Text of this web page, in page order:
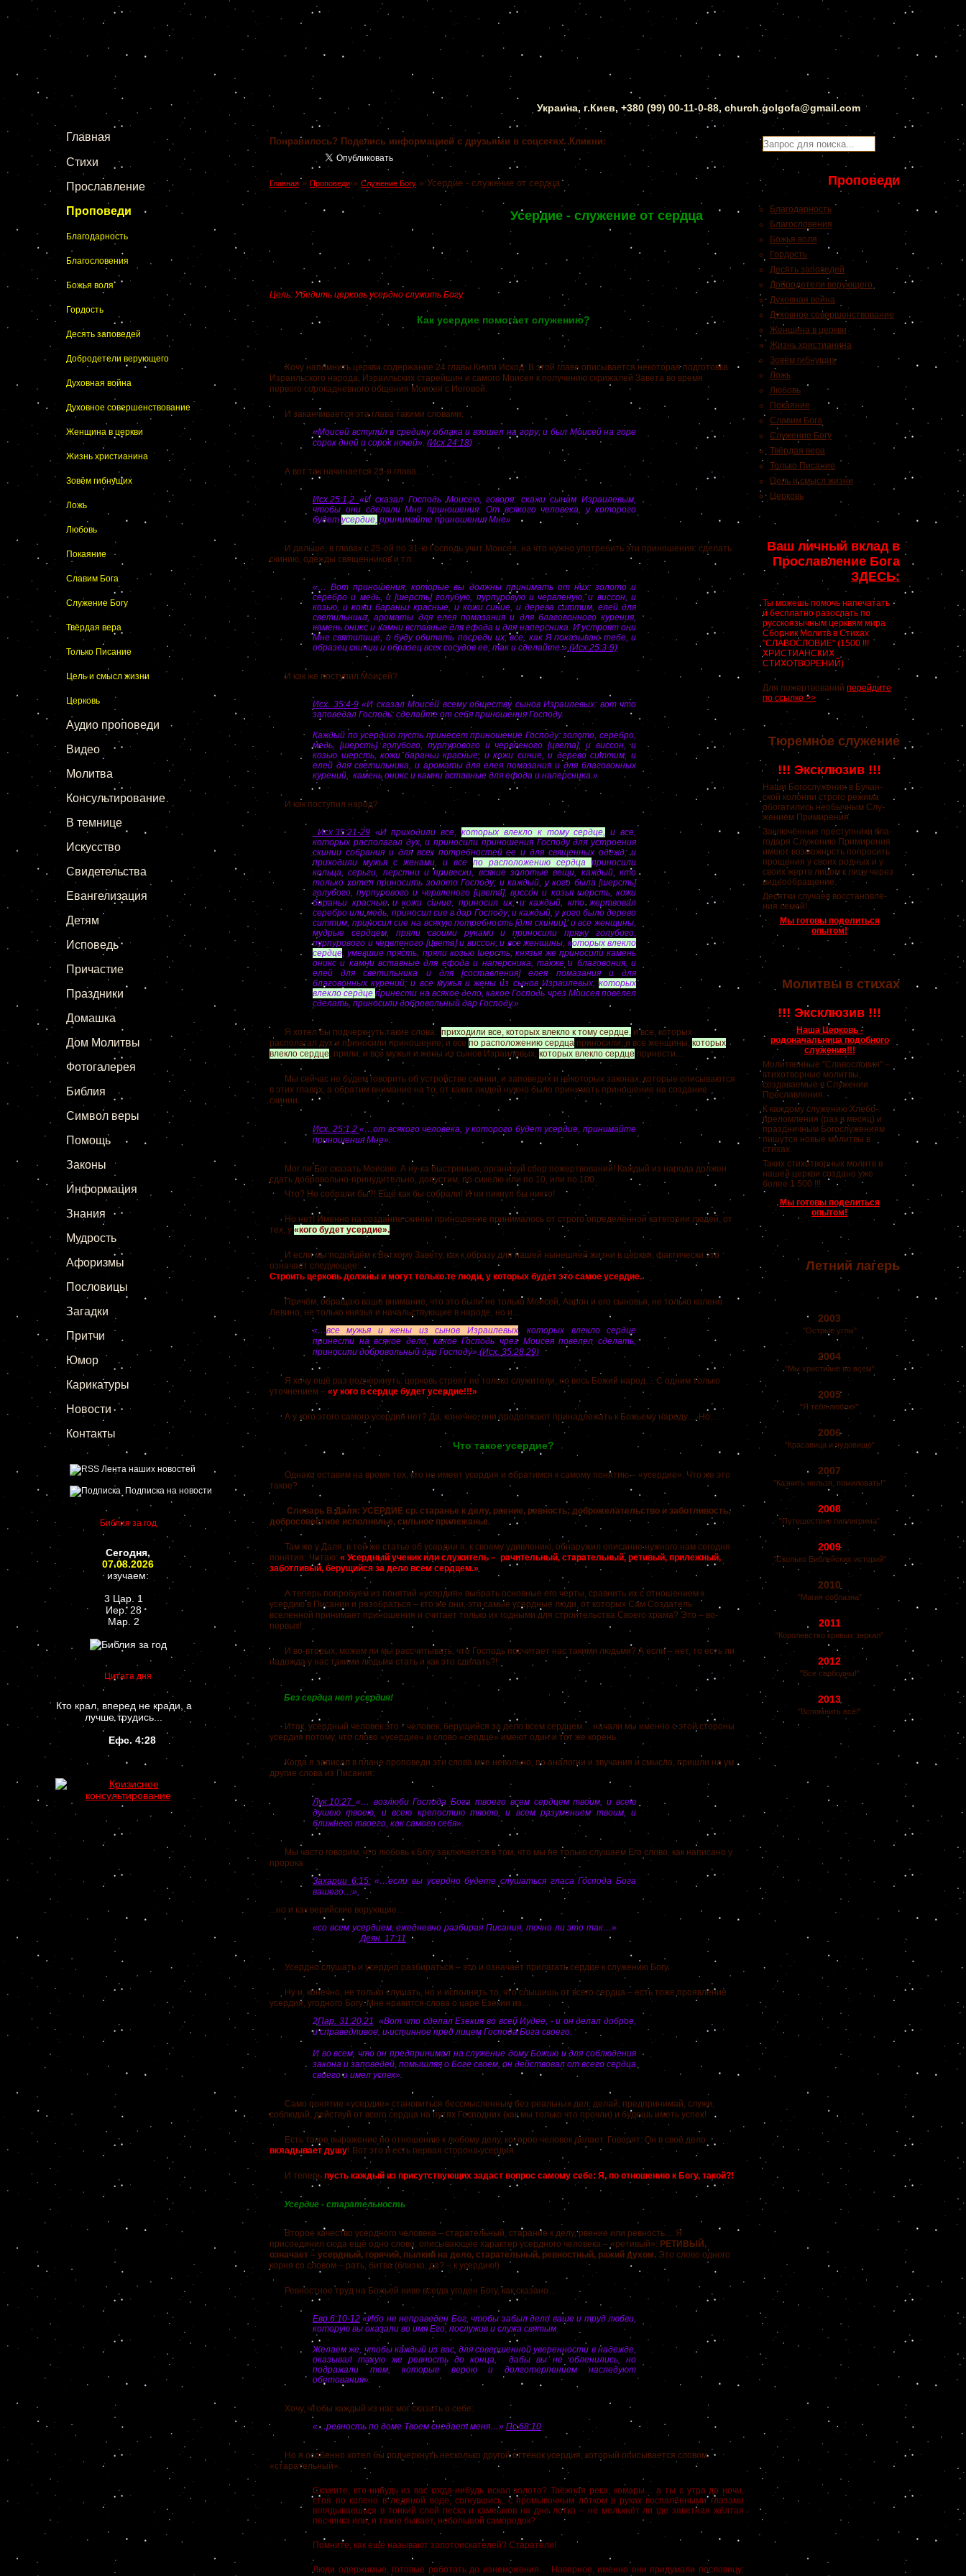
Украина, г.Киев, +380 (99) 00-11-0-88, church.golgofa@gmail.com
Главная
Стихи
Прославление
Проповеди
Благодарность
Благословения
Божья воля
Гордость
Десять заповедей
Добродетели верующего
Духовная война
Духовное совершенствование
Женщина в церкви
Жизнь христианина
Зовём гибнущих
Ложь
Любовь
Покаяние
Славим Бога
Служение Богу
Твёрдая вера
Только Писание
Цель и смысл жизни
Церковь
Аудио проповеди
Видео
Молитва
Консультирование
В темнице
Искусство
Свидетельства
Евангелизация
Детям
Исповедь
Причастие
Праздники
Домашка
Дом Молитвы
Фотогалерея
Библия
Символ веры
Помощь
Законы
Информация
Знания
Мудрость
Афоризмы
Пословицы
Загадки
Притчи
Юмор
Карикатуры
Новости
Контакты
Лента наших новостей
Подписка на новости
Библия за год
Сегодня,
07.08.2026
изучаем:
3 Цар. 1
Иер. 28
Мар. 2
Цитата дня
Кто крал, вперед не кради, а
лучше трудись...
Ефс. 4:28
Понравилось? Поделись информацией с друзьями в соцсетях. Кликни:
Главная » Проповеди» Служение Богу »Усердие - служение от сердца
Усердие - служение от сердца
Цель: Убедить церковь усердно служить Богу.
Как усердие помогает служению?
Хочу напомнить церкви содержание 24 главы Книги Исход: В этой главе описывается некоторая подготовка
Израильского народа, Израильских старейшин и самого Моисея к получению скрижалей Завета во время
первого сорокадневного общения Моисея с Иеговой.
И заканчивается эта глава такими словами:
«Моисей вступил в средину облака и взошел на гору; и был Моисей на горе
сорок дней и сорок ночей». (Исх.24:18)
А вот так начинается 25-я глава…
Исх.25:1,2 «И сказал Господь Моисею, говоря: скажи сынам Израилевым,
чтобы они сделали Мне приношения. От всякого человека, у которого
будет усердие, принимайте приношения Мне»
И дальше, в главах с 25-ой по 31-ю Господь учит Моисея, на что нужно употребить эти приношения: сделать
скинию, одежды священников и т.п.
«… Вот приношения, которые вы должны принимать от них: золото и
серебро и медь, и [шерсть] голубую, пурпуровую и червленую, и виссон, и
козью, и кожи бараньи красные, и кожи синие, и дерева ситтим, елей для
светильника, ароматы для елея помазания и для благовонного курения,
камень оникс и камни вставные для ефода и для наперсника. И устроят они
Мне святилище, и буду обитать посреди их; все, как Я показываю тебе, и
образец скинии и образец всех сосудов ее; так и сделайте.»(Исх.25:3-9)
И как же поступил Моисей?
Исх. 35:4-9«И сказал Моисей всему обществу сынов Израилевых: вот что
заповедал Господь: сделайте от себя приношения Господу.
Каждый по усердию пусть принесет приношение Господу: золото, серебро,
медь, [шерсть] голубого, пурпурового и червленого [цвета], и виссон, и
козью шерсть, кожи бараньи красные, и кожи синие, и дерево ситтим, и
елей для светильника, и ароматы для елея помазания и для благовонных
курений, камень оникс и камни вставные для ефода и наперсника.»
И как поступил народ?
Исх.35:21-29«И приходили все,которых влекло к тому сердце, и все,
которых располагал дух, и приносили приношения Господу для устроения
скинии собрания и для всех потребностей ее и для священных одежд; и
приходили мужья с женами, и все по расположению сердца приносили
кольца, серьги, перстни и привески, всякие золотые вещи, каждый, кто
только хотел приносить золото Господу; и каждый, у кого была [шерсть]
голубого, пурпурового и червленого [цвета], виссон и козья шерсть, кожи
бараньи красные и кожи синие, приносил их; и каждый, кто жертвовал
серебро или медь, приносил сие в дар Господу; и каждый, у кого было дерево
ситтим, приносил сие на всякую потребность [для скинии]; и все женщины,
мудрые сердцем, пряли своими руками и приносили пряжу голубого,
пурпурового и червленого [цвета] и виссон; и все женщины, которых влекло
сердце, умевшие прясть, пряли козью шерсть; князья же приносили камень
оникс и камни вставные для ефода и наперсника, также и благовония, и
елей для светильника и для [составления] елея помазания и для
благовонных курений; и все мужья и жены из сынов Израилевых, которых
влекло сердцепринести на всякое дело, какое Господь чрез Моисея повелел
сделать, приносили добровольный дар Господу.»
Я хотел бы подчеркнуть такие слова: приходили все, которых влекло к тому сердце, и все, которых
располагал дух и приносили приношение; и все по расположению сердца приносили; и все женщины, которых
влекло сердце, пряли; и все мужья и жены из сынов Израилевых, которых влекло сердце принести…
Мы сейчас не будем говорить об устройстве скинии, и заповедях и некоторых законах, которые описываются
в этих главах, а обратим внимание на то, от каких людей нужно было принимать приношение на создание
скинии.
Исх. 25:1,2«…от всякого человека, у которого будет усердие, принимайте
приношения Мне».
Мог ли Бог сказать Моисею: А ну-ка быстренько, организуй сбор пожертвований! Каждый из народа должен
сдать добровольно-принудительно, допустим, по сикелю или по 10, или по 100…
Что? Не собрали бы?! Ещё как бы собрали! И ни пикнул бы никто!
Но нет! Именно на создание скинии приношение принималось от строго определённой категории людей, от
тех, у «кого будет усердие».
И если мы подойдём к Ветхому Завету, как к образу для нашей нынешней жизни в церкви, фактически это
означает следующее:
Строить церковь должны и могут только те люди, у которых будет это самое усердие.
Причём, обращаю ваше внимание, что это были не только Моисей, Аарон и его сыновья, не только колено
Левино, не только князья и начальствующие в народе, но и...
«…все мужья и жены из сынов Израилевых, которых влекло сердце
принести на всякое дело, какое Господь чрез Моисея повелел сделать,
приносили добровольный дар Господу».(Исх. 35:28,29)
Я хочу ещё раз подчеркнуть: церковь строят не только служители, но весь Божий народ… С одним только
уточнением – «у кого в сердце будет усердие!!!»
А у кого этого самого усердия нет? Да, конечно, они продолжают принадлежать к Божьему народу… Но…
Что такое усердие?
Однако оставим на время тех, кто не имеет усердия и обратимся к самому понятию – «усердие». Что же это
такое?
Словарь В.Даля: УСЕРДИЕ ср. старанье к делу, рвение, ревность; доброжелательство и заботливость,
добросовестное исполненье, сильное прилежанье.
Там же у Даля, в той же статье об усердии я, к своему удивлению, обнаружил описание нужного нам сегодня
понятия: Читаю: « Усердный ученик или служитель – рачительный, старательный, ретивый, прилежный,
заботливый, берущийся за дело всем сердцем.»
А теперь попробуем из понятий «усердия» выбрать основные его черты, сравнить их с отношением к
усердию в Писании и разобраться – кто же они, эти самые усердные люди, от которых Сам Создатель
вселенной принимает приношения и считает только их годными для строительства Своего храма? Это – во-
первых!
И во-вторых, можем ли мы рассчитывать, что Господь посчитает нас такими людьми? А если – нет, то есть ли
надежда у нас такими людьми стать и как это сделать?!
Без сердца нет усердия!
Итак, усердный человек это - человек, берущийся за дело всем сердцем… начали мы именно с этой стороны
усердия потому, что слово «усердие» и слово «сердце» имеют один и тот же корень.
Когда я записал в плане проповеди эти слова мне невольно, по аналогии и звучания и смысла, пришли на ум
другие слова из Писания:
Лук.10:27 «… возлюби Господа Бога твоего всем сердцем твоим, и всею
душею твоею, и всею крепостию твоею, и всем разумением твоим, и
ближнего твоего, как самого себя».
Мы часто говорим, что любовь к Богу заключается в том, что мы не только слушаем Его слово, как написано у
пророка
Захарии 6:15:«…если вы усердно будете слушаться гласа Господа Бога
вашего…»,
...но и как верийские верующие...
«со всем усердием, ежедневно разбирая Писания, точно ли это так…»
записано в
Деян. 17:11
Усердно слушать и усердно разбираться – это и означает прилагать сердце к служению Богу.
Ну и, конечно, не только слушать, но и исполнять то, что слышишь от всего сердца – есть тоже проявление
усердия, угодного Богу.Мне нравится слова о царе Езекии из...
2Пар. 31:20,21 «Вот что сделал Езекия во всей Иудее, - и он делал доброе,
и справедливое, и истинное пред лицем Господа Бога своего.
И во всем, что он предпринимал на служение дому Божию и для соблюдения
закона и заповедей, помышляя о Боге своем, он действовал от всего сердца
своего и имел успех».
Само понятие «усердие» становиться бессмысленным без реальных дел: делай, предпринимай, служи,
соблюдай, действуй от всего сердца на путях Господних (как мы только что прочли) и будешь иметь успех!
Есть такое выражение по отношению к любому делу, которое человек делает. Говорят: Он в своё дело
вкладывает душу! Вот это и есть первая сторона усердия.
И теперь пусть каждый из присутствующих задаст вопрос самому себе: Я, по отношению к Богу, такой?!
Усердие - старательность
Второе качество усердного человека – старательный, старание к делу, рвение или ревность… Я
присоединил сюда ещё одно слово, описывающее характер усердного человека – «ретивый»: РЕТИВЫЙ,
означает – усердный, горячий, пылкий на дело, старательный, ревностный, ражий духом. Это слово одного
корня со словом – рать, битва (близко, да? – к усердию!)
Ревностное труд на Божьей ниве всегда угоден Богу, как сказано…
Евр.6:10-12 «Ибо не неправеден Бог, чтобы забыл дело ваше и труд любви,
которую вы оказали во имя Его, послужив и служа святым.
Желаем же, чтобы каждый из вас, для совершенной уверенности в надежде,
оказывал такую же ревность до конца, дабы вы не обленились, но
подражали тем, которые верою и долготерпением наследуют
обетования».
Хочу, чтобы каждый из нас мог сказать о себе:
«…ревность по доме Твоем снедает меня…» Пс.68:10
Но я особенно хотел бы подчеркнуть несколько другой оттенок усердия, который описывается словом
«старательный».
Скажите, кто-нибудь из вас когда-нибудь искал золото? Таёжная река, комары… а ты с утра до ночи,
стоя по колено в ледяной воде, согнувшись, с промывочным лотком в руках воспалёнными глазами
вглядываешься в тонкий слой песка и камешков на дне лотка – не мелькнёт ли где заветная жёлтая
песчинка или, и такое бывает, небольшой самородок?
Помните, как ещё называют золотоискателей? Старатели!
Люди одержимые, готовые работать до изнеможения… Наверное, именно они придумали пословицу:
Проповеди
Благодарность
Благословения
Божья воля
Гордость
Десять заповедей
Добродетели верующего
Духовная война
Духовное совершенствование
Женщина в церкви
Жизнь христианина
Зовём гибнущих
Ложь
Любовь
Покаяние
Славим Бога
Служение Богу
Твёрдая вера
Только Писание
Цель и смысл жизни
Церковь
Ваш личный вклад в
Прославление Бога
ЗДЕСЬ:
Ты можешь помочь напечатать
и бесплатно разослать по
русскоязычным церквям мира
Сборник Молитв в Стихах
"СЛАВОСЛОВИЕ" (1500 !!!
ХРИСТИАНСКИХ
СТИХОТВОРЕНИЙ)
Для пожертвований перейдите
по ссылке >>
Тюремное служение
!!! Эксклюзив !!!
Наши Богослужения в Бучан-
ской колонии строго режима
обогатились необычным Слу-
жением Примирения.
Заключённые преступники бла-
годаря Служению Примирения
имеют возможность попросить
прощения у своих родных и у
своих жертв лицом к лицу через
видеообращение.
Десятки случаев восстановле-
ния семей!
Мы готовы поделиться
опытом!
Молитвы в стихах
!!! Эксклюзив !!!
Наша Церковь -
родоначальница подобного
служения!!!
Молитвенные "Славословия" –
стихотворные молитвы,
создаваемые в Служении
Прославления.
К каждому служению Хлебо-
преломления (раз в месяц) и
праздничным Богослужениям
пишутся новые молитвы в
стихах.
Таких стихотворных молитв в
нашей церкви создано уже
более 1 500 !!!
Мы готовы поделиться
опытом!
Летний лагерь
2003
"Острые углы"
2004
"Мы христиане во всем"
2005
"Я тебя люблю!"
2006
"Красавица и чудовище"
2007
"Казнить нельзя, помиловать!"
2008
"Путешествие пиллигрима"
2009
"Сколько Библейских историй"
2010
"Магия соблазна"
2011
"Королевство кривых зеркал"
2012
"Все свободны!"
2013
"Вспомнить всё!"